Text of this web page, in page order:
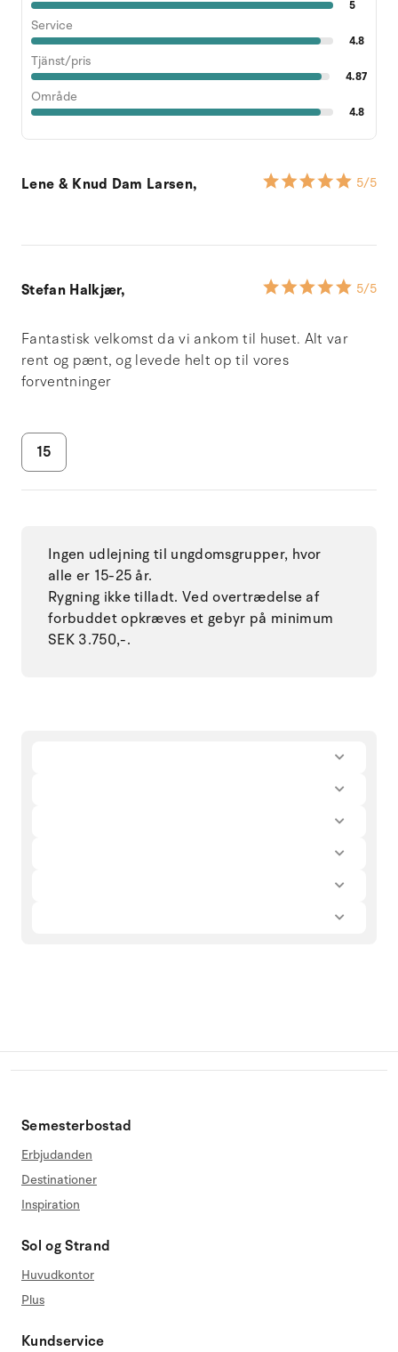
5
Service
4.8
Tjänst/pris
4.87
Område
4.8
Lene & Knud Dam Larsen, 5/5
Stefan Halkjær, 5/5
Fantastisk velkomst da vi ankom til huset. Alt var
rent og pænt, og levede helt op til vores
forventninger
15
Ingen udlejning til ungdomsgrupper, hvor
alle er 15-25 år.
Rygning ikke tilladt. Ved overtrædelse af
forbuddet opkræves et gebyr på minimum
SEK 3.750,-.
Semesterbostad
Erbjudanden
Destinationer
Inspiration
Sol og Strand
Huvudkontor
Plus
Kundservice